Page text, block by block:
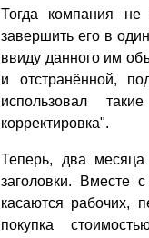
Тогда компания не
завершить его в
ввиду данного им
и отстранённой,
использовал
корректировка".
Теперь, два
заголовки. Вместе
касаются рабочих,
покупка